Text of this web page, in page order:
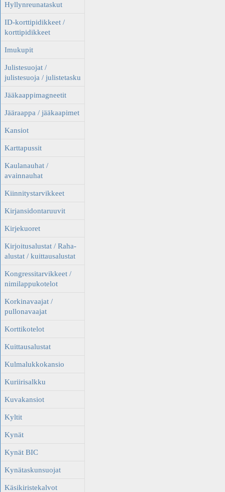
Hyllynreunataskut
ID-korttipidikkeet /
korttipidikkeet
Imukupit
Julistesuojat /
julistesuoja / julistetasku
Jääkaappimagneetit
Jääraappa / jääkaapimet
Kansiot
Karttapussit
Kaulanauhat /
avainnauhat
Kiinnitystarvikkeet
Kirjansidontaruuvit
Kirjekuoret
Kirjoitusalustat / Raha-
alustat / kuittausalustat
Kongressitarvikkeet /
nimilappukotelot
Korkinavaajat /
pullonavaajat
Korttikotelot
Kuittausalustat
Kulmalukkokansio
Kuriirisalkku
Kuvakansiot
Kyltit
Kynät
Kynät BIC
Kynätaskunsuojat
Käsikiristekalvot